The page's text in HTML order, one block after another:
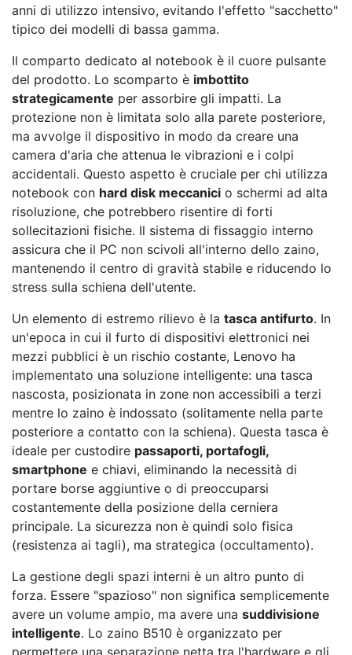
anni di utilizzo intensivo, evitando l'effetto "sacchetto"
tipico dei modelli di bassa gamma.
Il comparto dedicato al notebook è il cuore pulsante
del prodotto. Lo scomparto è imbottito
strategicamente per assorbire gli impatti. La
protezione non è limitata solo alla parete posteriore,
ma avvolge il dispositivo in modo da creare una
camera d'aria che attenua le vibrazioni e i colpi
accidentali. Questo aspetto è cruciale per chi utilizza
notebook con hard disk meccanici o schermi ad alta
risoluzione, che potrebbero risentire di forti
sollecitazioni fisiche. Il sistema di fissaggio interno
assicura che il PC non scivoli all'interno dello zaino,
mantenendo il centro di gravità stabile e riducendo lo
stress sulla schiena dell'utente.
Un elemento di estremo rilievo è la tasca antifurto. In
un'epoca in cui il furto di dispositivi elettronici nei
mezzi pubblici è un rischio costante, Lenovo ha
implementato una soluzione intelligente: una tasca
nascosta, posizionata in zone non accessibili a terzi
mentre lo zaino è indossato (solitamente nella parte
posteriore a contatto con la schiena). Questa tasca è
ideale per custodire passaporti, portafogli,
smartphone e chiavi, eliminando la necessità di
portare borse aggiuntive o di preoccuparsi
costantemente della posizione della cerniera
principale. La sicurezza non è quindi solo fisica
(resistenza ai tagli), ma strategica (occultamento).
La gestione degli spazi interni è un altro punto di
forza. Essere "spazioso" non significa semplicemente
avere un volume ampio, ma avere una suddivisione
intelligente. Lo zaino B510 è organizzato per
permettere una separazione netta tra l'hardware e gli